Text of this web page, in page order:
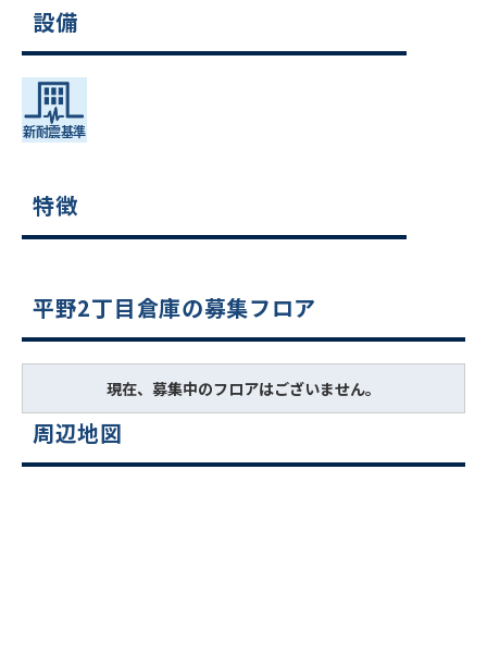
設備
特徴
平野2丁目倉庫の募集フロア
現在、募集中のフロアはございません。
周辺地図